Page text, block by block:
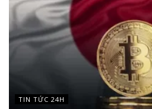
TIN TỨC 24H